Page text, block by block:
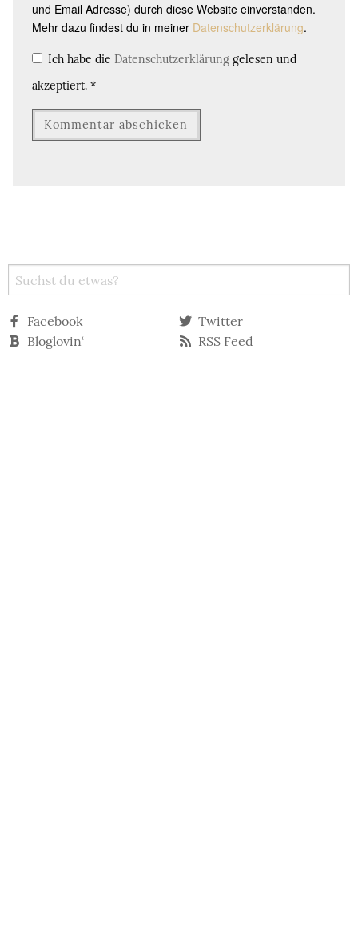
und Email Adresse) durch diese Website einverstanden.
Mehr dazu findest du in meiner Datenschutzerklärung.
Ich habe die Datenschutzerklärung gelesen und
akzeptiert. *
Facebook
Twitter
Bloglovin‘
RSS Feed